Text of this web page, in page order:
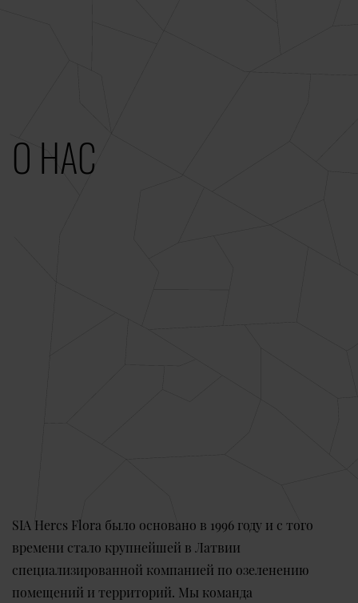
О НАС
SIA Hercs Flora было основано в 1996 году и с того
времени стало крупнейшей в Латвии
специализированной компанией по озеленению
помещений и территорий. Мы команда